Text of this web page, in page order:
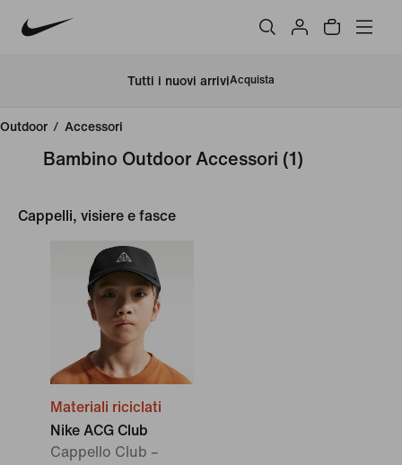
Tutti i nuovi arriviAcquista
Outdoor / Accessori
Bambino Outdoor Accessori (1)
Cappelli, visiere e fasce
Materiali riciclati
Nike ACG Club
Cappello Club –